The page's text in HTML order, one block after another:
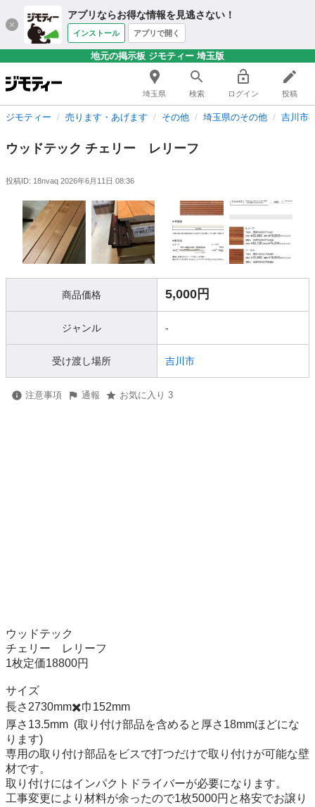
アプリならお得な情報を見逃さない！
インストール アプリで開く
地元の掲示板 ジモティー 埼玉版
埼玉県 検索 ログイン 投稿
ジモティー 売ります・あげます その他 埼玉県のその他 吉川市
ウッドテック チェリー レリーフ
投稿ID: 18nvaq 2026年6月11日 08:36
商品価格 5,000円
ジャンル -
受け渡し場所 吉川市
注意事項 通報 お気に入り 3
ウッドテック
チェリー　レリーフ
1枚定価18800円
サイズ
長さ2730mm✖️巾152mm
厚さ13.5mm  (取り付け部品を含めると厚さ18mmほどにな
ります)
専用の取り付け部品をビスで打つだけで取り付けが可能な壁
材です。
取り付けにはインパクトドライバーが必要になります。
工事変更により材料が余ったので1枚5000円と格安でお譲り